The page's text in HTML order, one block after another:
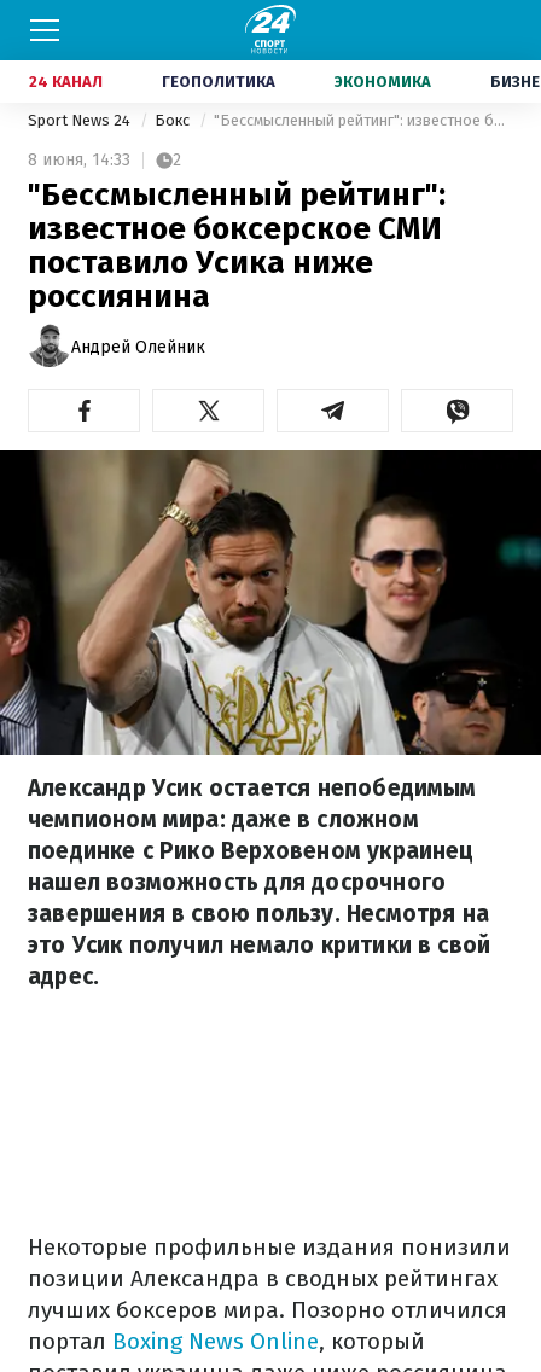
24 КАНАЛ ГЕОПОЛИТИКА ЭКОНОМИКА
Sport News 24 Бокс "Бессмысленный рейтинг": известное боксерское СМИ поставило Усика ниже россиянина
8 июня, 14:33 2
"Бессмысленный рейтинг":
известное боксерское СМИ
поставило Усика ниже
россиянина
Андрей Олейник
Александр Усик остается непобедимым
чемпионом мира: даже в сложном
поединке с Рико Верховеном украинец
нашел возможность для досрочного
завершения в свою пользу. Несмотря на
это Усик получил немало критики в свой
адрес.
Некоторые профильные издания понизили
позиции Александра в сводных рейтингах
лучших боксеров мира. Позорно отличился
портал Boxing News Online, который